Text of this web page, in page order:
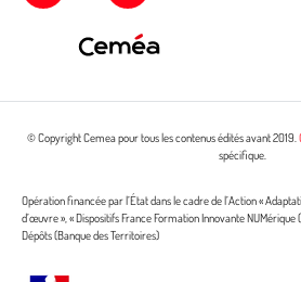
© Copyright Cemea pour tous les contenus édités avant 2019.
spécifique.
Opération financée par l’État dans le cadre de l’Action «
d’œuvre », « Dispositifs France Formation Innovante NUMérique
Dépôts (Banque des Territoires)